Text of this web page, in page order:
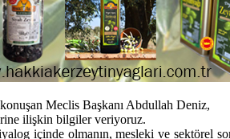
Meclis Başkanı Abdullah Deniz,
ilişkin bilgiler veriyoruz.
içinde olmanın, mesleki ve sektörel